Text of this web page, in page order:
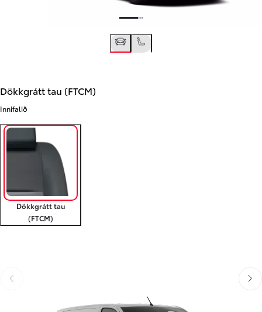
Dökkgrátt tau (FTCM)
Innifalið
Dökkgrátt tau
(FTCM)
Til baka